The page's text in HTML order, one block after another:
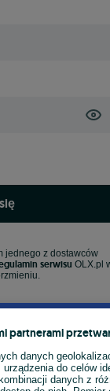
jednego z dostawców
serwisu OLX.pl
partnerami
danych
do celów
danych z